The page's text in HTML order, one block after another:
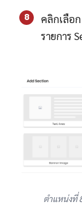
8 คลิกเลือ
รายการ
ตำแหน่งที่